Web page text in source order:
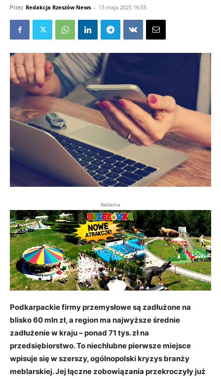
Przez Redakcja Rzeszów News - 13 maja 2025 16:55
Reklama
Podkarpackie firmy przemysłowe są zadłużone na
blisko 60 mln zł, a region ma najwyższe średnie
zadłużenie w kraju – ponad 71 tys. zł na
przedsiębiorstwo. To niechlubne pierwsze miejsce
wpisuje się w szerszy, ogólnopolski kryzys branży
meblarskiej. Jej łączne zobowiązania przekroczyły już